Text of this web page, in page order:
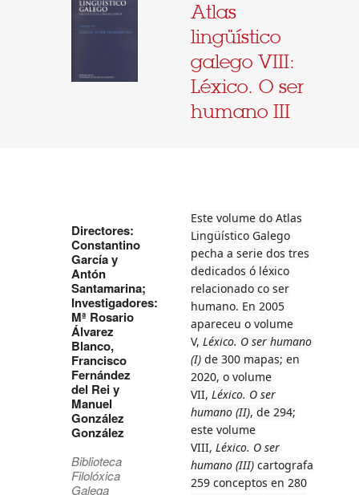
Atlas
lingüístico
galego VIII:
Léxico. O ser
humano III
Directores:
Constantino
García y
Antón
Santamarina;
Investigadores:
Mª Rosario
Álvarez
Blanco,
Francisco
Fernández
del Rei y
Manuel
González
González
Biblioteca
Filolóxica
Galega
Este volume do Atlas
Lingüístico Galego
pecha a serie dos tres
dedicados ó léxico
relacionado co ser
humano. En 2005
apareceu o volume
V,Léxico. O ser humano
(I) de 300 mapas; en
2020, o volume
VII,Léxico. O ser
humano (II), de 294;
este volume
VIII,Léxico. O ser
humano (III)cartografa
259 conceptos en 280